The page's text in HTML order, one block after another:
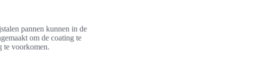
pannen kunnen in de
om de coating te
te voorkomen.